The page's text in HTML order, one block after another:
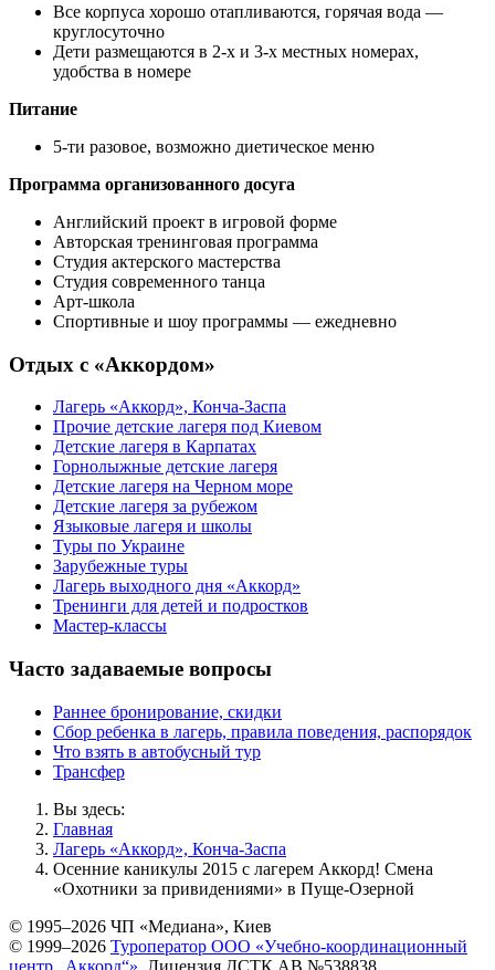
Все корпуса хорошо отапливаются, горячая вода —
круглосуточно
Дети размещаются в 2-х и 3-х местных номерах,
удобства в номере
Питание
5-ти разовое, возможно диетическое меню
Программа организованного досуга
Английский проект в игровой форме
Авторская тренинговая программа
Студия актерского мастерства
Студия современного танца
Арт-школа
Спортивные и шоу программы — ежедневно
Отдых с «Аккордом»
Лагерь «Аккорд», Конча-Заспа
Прочие детские лагеря под Киевом
Детские лагеря в Карпатах
Горнолыжные детские лагеря
Детские лагеря на Черном море
Детские лагеря за рубежом
Языковые лагеря и школы
Туры по Украине
Зарубежные туры
Лагерь выходного дня «Аккорд»
Тренинги для детей и подростков
Мастер-классы
Часто задаваемые вопросы
Раннее бронирование, скидки
Сбор ребенка в лагерь, правила поведения, распорядок
Что взять в автобусный тур
Трансфер
Вы здесь:
Главная
Лагерь «Аккорд», Конча-Заспа
Осенние каникулы 2015 с лагерем Аккорд! Смена
«Охотники за привидениями» в Пуще-Озерной
© 1995–2026 ЧП «Медиана», Киев
© 1999–2026 Туроператор ООО «Учебно-координационный
центр „Аккорд“» . Лицензия ДСТК АВ №538838